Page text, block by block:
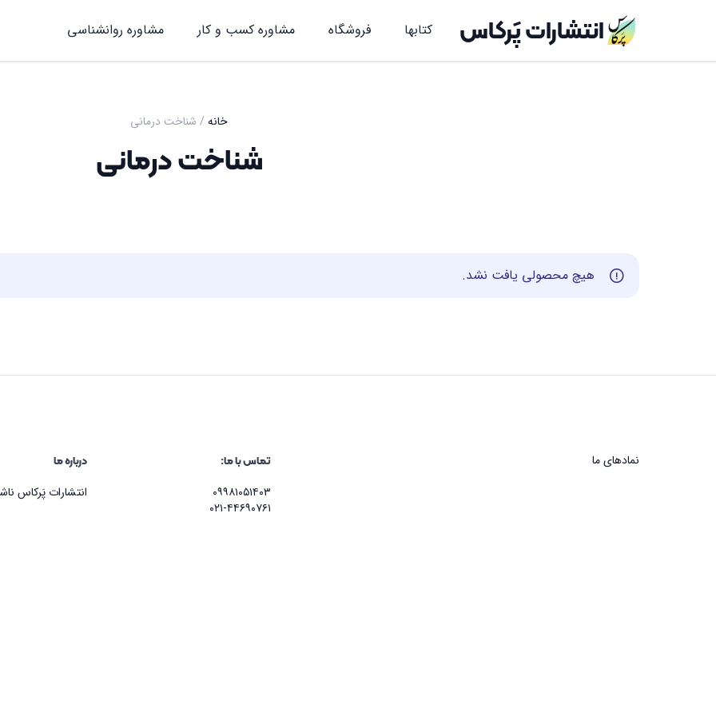
انتشارات پَرکاس کتاب‎ها فروشگاه مشاوره کسب و کار مشاوره روان‎شناسی
خانه / شناخت درمانی
شناخت درمانی
هیچ محصولی یافت نشد.
نماد‌های ما تماس با ما:
۰۹۹۸۱۰۵۱۴۰۳
۰۲۱-۴۴۶۹۰۷۶۱
درباره ما
انتشارات پَرکاس